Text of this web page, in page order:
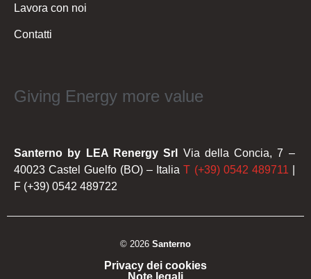
Lavora con noi
Contatti
Giving Energy more value
Santerno by LEA Renergy Srl Via della Concia, 7 –
40023 Castel Guelfo (BO) – ItaliaT (+39) 0542 489711
F (+39) 0542 489722
© 2026 Santerno
Privacy dei cookies